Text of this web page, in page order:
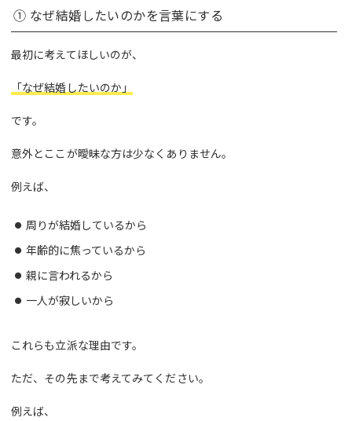
① なぜ結婚したいのかを言葉にする
最初に考えてほしいのが、
「なぜ結婚したいのか」
です。
意外とここが曖昧な方は少なくありません。
例えば、
周りが結婚しているから
年齢的に焦っているから
親に言われるから
一人が寂しいから
これらも立派な理由です。
ただ、その先まで考えてみてください。
例えば、